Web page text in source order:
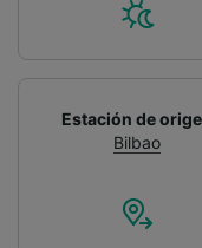
Estación de
Bilbao